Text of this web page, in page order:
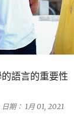
語言的重要性
日期： 1月 01, 2021